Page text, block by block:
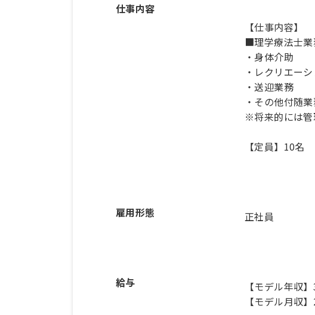
仕事内容
【仕事内容】
■理学療法士
・身体介助
・レクリエー
・送迎業務
・その他付随
※将来的には
【定員】10名
雇用形態 正社員
給与
【モデル年収
【モデル月収